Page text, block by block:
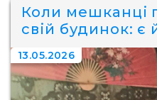
Коли мешканці
свій будинок: є
13.05.2026